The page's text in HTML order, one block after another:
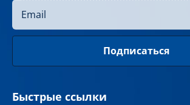
Быстрые ссылки